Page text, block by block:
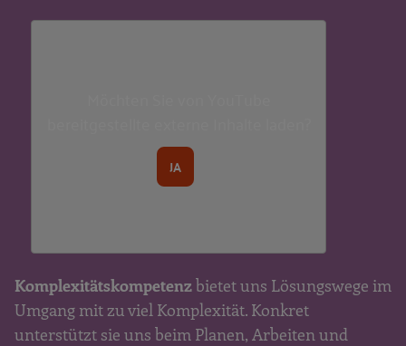
JA
Komplexitätskompetenzbietet uns Lösungswege im
Umgang mit zu viel Komplexität. Konkret
unterstützt sie uns beim Planen, Arbeiten und